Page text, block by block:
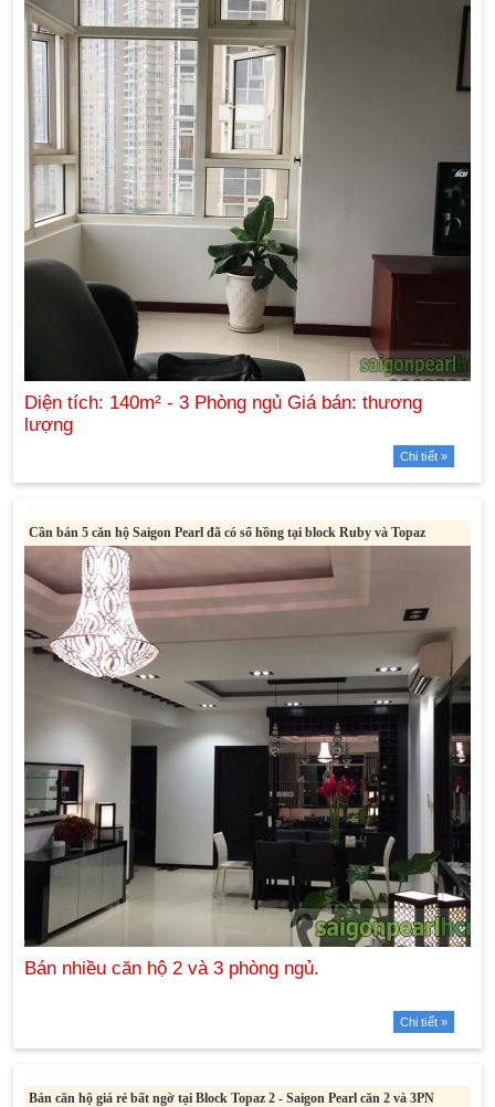
Chi tiết »
Cần bán 5 căn hộ Saigon Pearl đã có sổ hồng tại block Ruby và Topaz
Chi tiết »
Bán căn hộ giá rẻ bất ngờ tại Block Topaz 2 - Saigon Pearl căn 2 và 3PN